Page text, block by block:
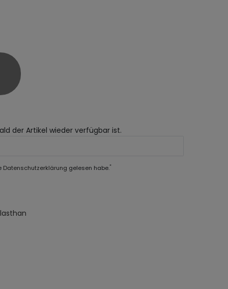
der Artikel wieder verfügbar ist.
Daten­schutz­erklärung gelesen habe.*